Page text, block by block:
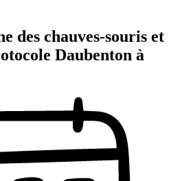
des chauves-souris et
Daubenton à